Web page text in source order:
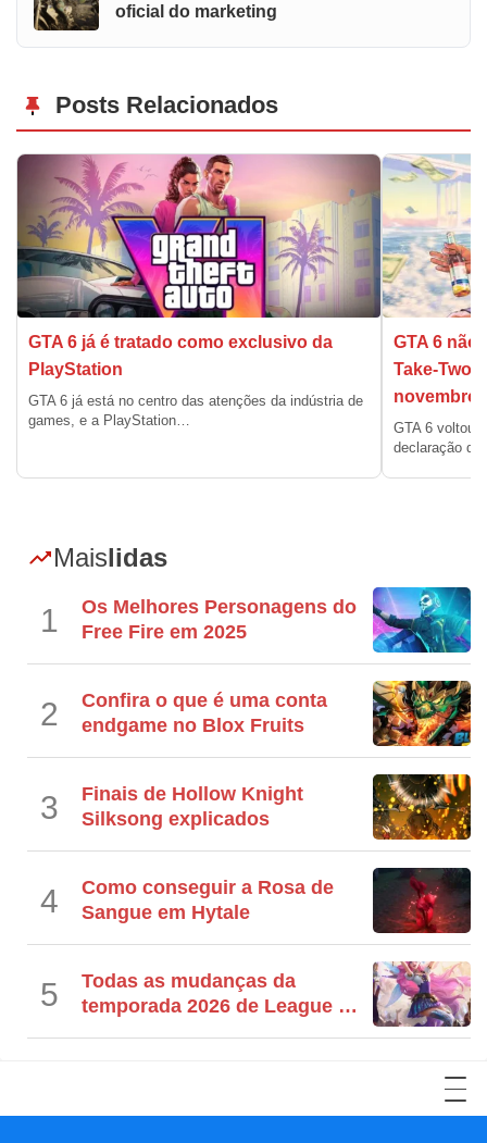
oficial do marketing
Posts Relacionados
GTA 6 já é tratado como exclusivo da
PlayStation
GTA 6 já está no centro das atenções da indústria de
games, e a PlayStation…
GTA 6 não
Take-Two
novembro
GTA 6 voltou
declaração
Maislidas
1
Os Melhores Personagens do
Free Fire em 2025
2
Confira o que é uma conta
endgame no Blox Fruits
3
Finais de Hollow Knight
Silksong explicados
4
Como conseguir a Rosa de
Sangue em Hytale
5
Todas as mudanças da
temporada 2026 de League of